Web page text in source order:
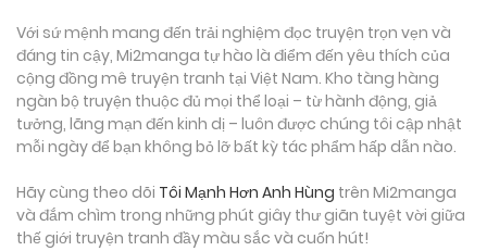
Với sứ mệnh mang đến trải nghiệm đọc truyện trọn vẹn và
đáng tin cậy, Mi2manga tự hào là điểm đến yêu thích của
cộng đồng mê truyện tranh tại Việt Nam. Kho tàng hàng
ngàn bộ truyện thuộc đủ mọi thể loại – từ hành động, giả
tưởng, lãng mạn đến kinh dị – luôn được chúng tôi cập nhật
mỗi ngày để bạn không bỏ lỡ bất kỳ tác phẩm hấp dẫn nào.
Hãy cùng theo dõi Tôi Mạnh Hơn Anh Hùng trên Mi2manga
và đắm chìm trong những phút giây thư giãn tuyệt vời giữa
thế giới truyện tranh đầy màu sắc và cuốn hút!